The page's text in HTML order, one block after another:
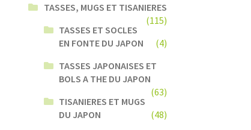
TASSES, MUGS ET TISANIERES
(115)
TASSES ET SOCLES
EN FONTE DU JAPON
(4)
TASSES JAPONAISES ET
BOLS A THE DU JAPON
(63)
TISANIERES ET MUGS
DU JAPON
(48)